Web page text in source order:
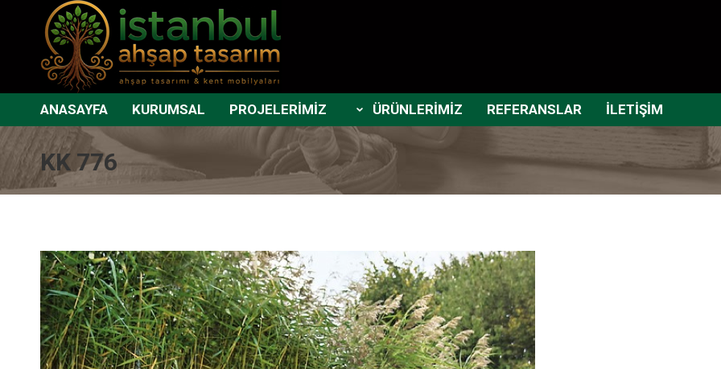
ANASAYFA KURUMSAL PROJELERİMİZ ÜRÜNLERİMİZ REFERANSLAR İLETİŞİM
KK 776